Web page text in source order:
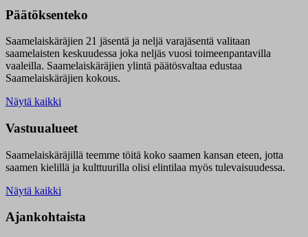
Päätöksenteko
Saamelaiskäräjien 21 jäsentä ja neljä varajäsentä valitaan
saamelaisten keskuudessa joka neljäs vuosi toimeenpantavilla
vaaleilla. Saamelaiskäräjien ylintä päätösvaltaa edustaa
Saamelaiskäräjien kokous.
Näytä kaikki
Vastuualueet
Saamelaiskäräjillä teemme töitä koko saamen kansan eteen, jotta
saamen kielillä ja kulttuurilla olisi elintilaa myös tulevaisuudessa.
Näytä kaikki
Ajankohtaista